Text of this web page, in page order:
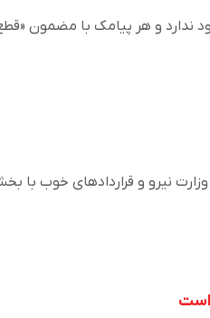
ندارد و هر پیامک با مضمون
نیرو و قراردادهای خوب با